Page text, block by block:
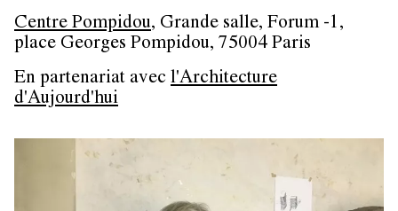
Centre Pompidou, Grande salle, Forum -1,
place Georges Pompidou, 75004 Paris
En partenariat avec l'Architecture
d'Aujourd'hui